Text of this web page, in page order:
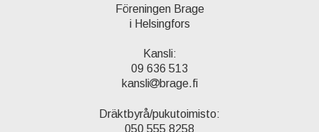
Föreningen Brage
i Helsingfors
Kansli:
09 636 513
kansli
brage.fi
Dräktbyrå/pukutoimisto:
050 555 8258